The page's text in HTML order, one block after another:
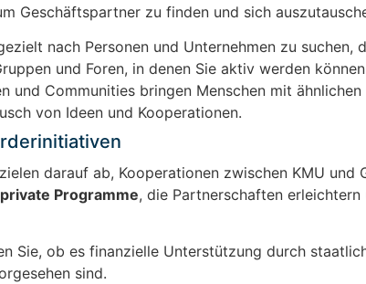
Geschäftspartner zu finden und sich
nach Personen und Unternehmen zu suchen,
und Foren, in denen Sie aktiv werden
und Communities bringen Menschen mit
von Ideen und Kooperationen.
zielen darauf ab, Kooperationen zwischen KMU und
private Programme, die Partnerschaften
Sie, ob es finanzielle Unterstützung durch
sind.